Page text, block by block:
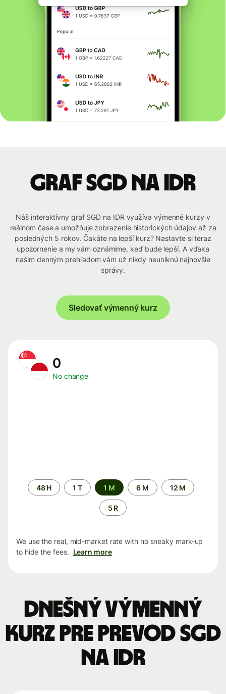
graf SGD na IDR
Náš interaktívny graf SGD na IDR využíva výmenné kurzy v
reálnom čase a umožňuje zobrazenie historických údajov až za
posledných 5 rokov. Čakáte na lepší kurz? Nastavte si teraz
upozornenie a my vám oznámime, keď bude lepší. A vďaka
našim denným prehľadom vám už nikdy neuniknú najnovšie
správy.
Sledovať výmenný kurz
0
No change
Time
period
48 H 1 T 1 M 6 M 12 M
5 R
We use the real, mid-market rate with no sneaky mark-up
to hide the fees. Learn more
Dnešný výmenný
kurz pre prevod SGD
na IDR